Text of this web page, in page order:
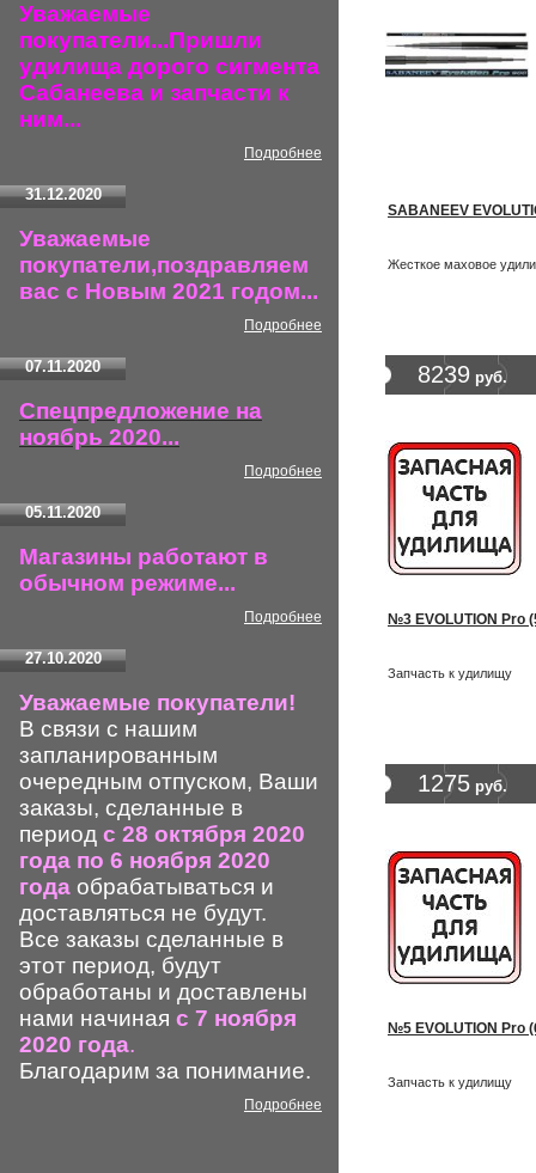
Уважаемые
покупатели...Пришли
удилища дорого сигмента
Сабанеева и запчасти к
ним...
Подробнее
31.12.2020
Уважаемые
покупатели,поздравляем
вас с Новым 2021 годом...
Подробнее
07.11.2020
Спецпредложение на
ноябрь 2020...
Подробнее
05.11.2020
Магазины работают в
обычном режиме...
Подробнее
27.10.2020
Уважаемые покупатели!
В связи с нашим
запланированным
очередным отпуском, Ваши
заказы, сделанные в
период с 28 октября 2020
года по 6 ноября 2020
года обрабатываться и
доставляться не будут.
Все заказы сделанные в
этот период, будут
обработаны и доставлены
нами начиная с 7 ноября
2020 года.
Благодарим за понимание.
Подробнее
SABANEEV
Жесткое маховое
8239руб.
№3 EVOLUTION Pro
Запчасть к удилищу
1275руб.
№5 EVOLUTION Pro
Запчасть к удилищу